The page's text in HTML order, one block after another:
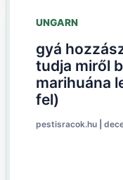
UNGARN
gyá
tudja miről
marihuána
fel)
pestisracok.hu